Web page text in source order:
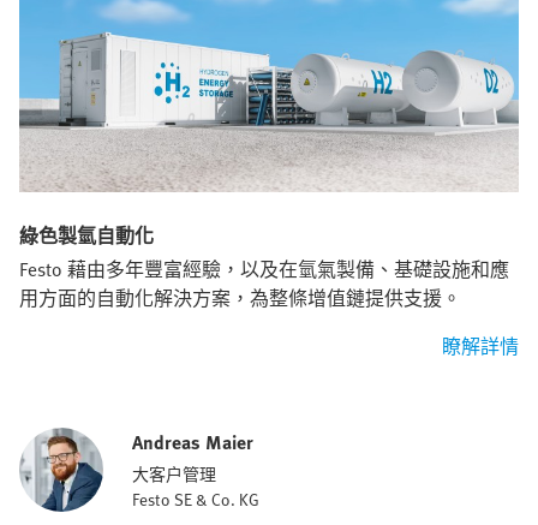
綠色製氫自動化
Festo 藉由多年豐富經驗，以及在氫氣製備、基礎設施和應
用方面的自動化解決方案，為整條增值鏈提供支援。
瞭解詳情
Andreas Maier
大客户管理
Festo SE & Co. KG